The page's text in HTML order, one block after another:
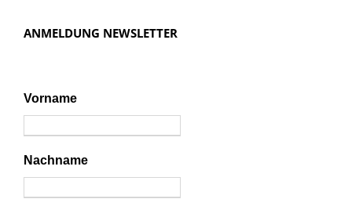
ANMELDUNG NEWSLETTER
Vorname
Nachname